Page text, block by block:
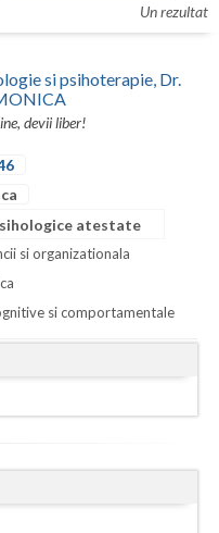
Un rezultat
si psihoterapie, Dr.
devii liber!
atestate
si organizationala
si comportamentale